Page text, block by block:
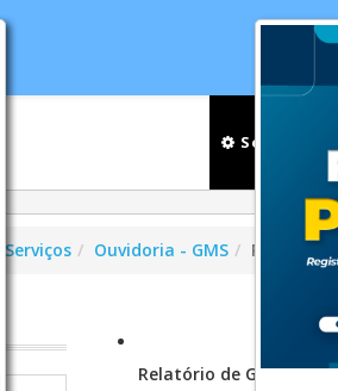
Serviços
Serviços Ouvidoria - GMS Relatório
Relatório de Gestão -